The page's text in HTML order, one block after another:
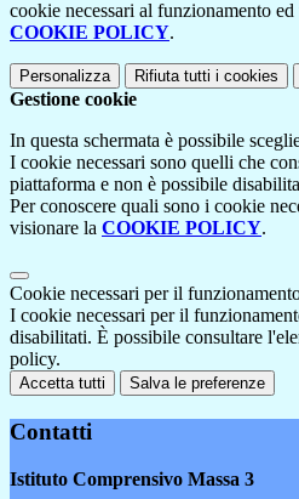
cookie necessari al funzionamento
COOKIE POLICY.
Personalizza Rifiuta tutti i cookies
Gestione cookie
In questa schermata è possibile
I cookie necessari sono quelli che
piattaforma e non è possibile
Per conoscere quali sono i cookie
visionare la COOKIE POLICY.
Cookie necessari per il
I cookie necessari per il
disabilitati. È possibile consultare
policy.
Accetta tutti Salva le preferenze
Contatti
Istituto Comprensivo Massa 3